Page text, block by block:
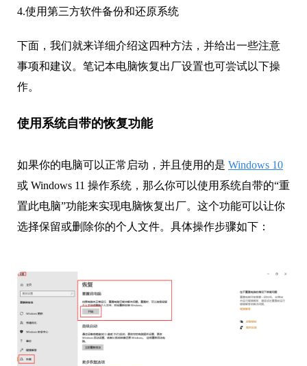
4.使用第三方软件备份和还原系统
下面，我们就来详细介绍这四种方法，并给出一些注意
事项和建议。笔记本电脑恢复出厂设置也可尝试以下操
作。
使用系统自带的恢复功能
如果你的电脑可以正常启动，并且使用的是 Windows 10
或 Windows 11 操作系统，那么你可以使用系统自带的“重
置此电脑”功能来实现电脑恢复出厂。这个功能可以让你
选择保留或删除你的个人文件。具体操作步骤如下：